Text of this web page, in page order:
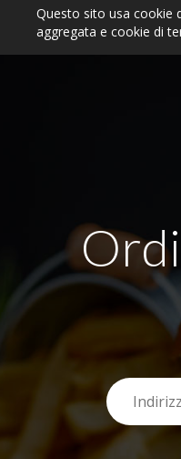
Questo sito usa cookie
aggregata e cookie di